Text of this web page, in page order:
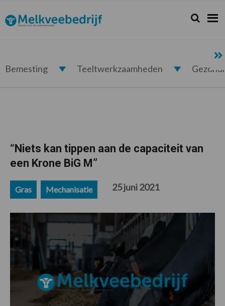
de
hoofdnavigatie
de
hoofd
de
eerste
de
voettekst
Melkveebedrijf.nl Zoeken...
Zoek
Bemesting Teeltwerkzaamheden
“Niets kan tippen aan de capaciteit van
een Krone BiG M”
Gras Mechanisatie 25 juni 2021